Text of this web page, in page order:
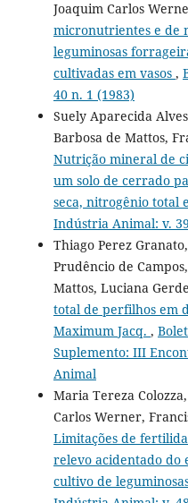
Joaquim Carlos
micronutrientes e de
leguminosas
cultivadas em vasos ,
40 n. 1 (1983)
Suely Aparecida
Barbosa de Mattos,
Nutrição mineral de
um solo de cerrado
seca, nitrogênio total
Indústria Animal: v.
Thiago Perez
Prudêncio de
Mattos, Luciana
total de perfilhos em
Maximum Jacq. ,
Suplemento: III
Animal
Maria Tereza
Carlos Werner,
Limitações de
relevo acidentado do
cultivo de